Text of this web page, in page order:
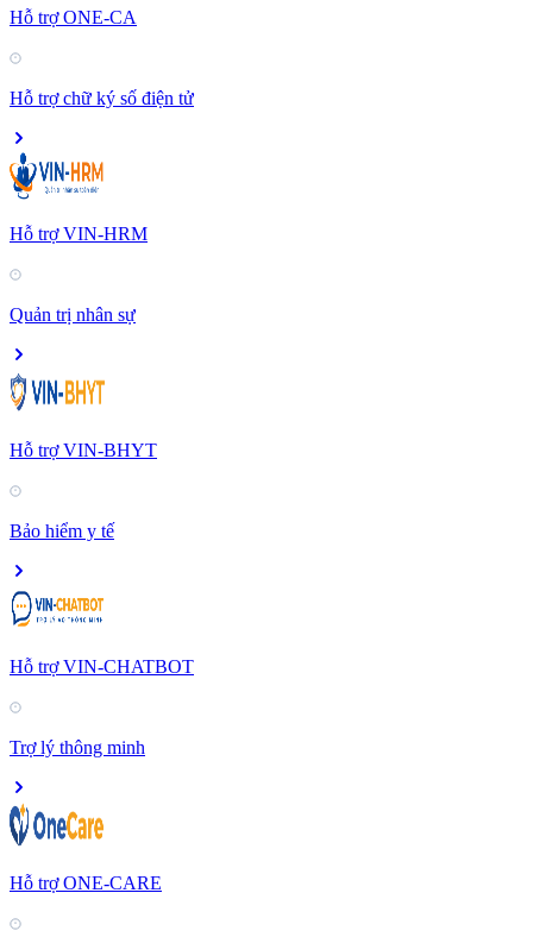
Hỗ trợ ONE-CA
Hỗ trợ chữ ký số điện tử
Hỗ trợ VIN-HRM
Quản trị nhân sự
Hỗ trợ VIN-BHYT
Bảo hiểm y tế
Hỗ trợ VIN-CHATBOT
Trợ lý thông minh
Hỗ trợ ONE-CARE